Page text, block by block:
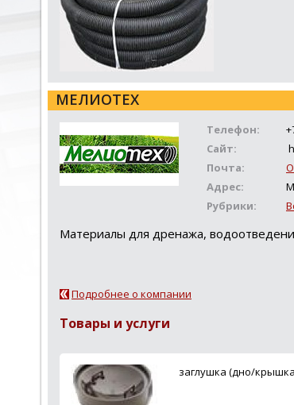
МЕЛИОТЕХ
Телефон:
Сайт:
Почта:
Адрес:
Рубрики:
Материалы для дренажа,
Подробнее о компании
Товары и услуги
заглушка (дно/